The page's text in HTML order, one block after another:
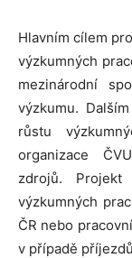
Hlavním cílem
výzkumných
mezinárodní
výzkumu.
růstu
organizace
zdrojů. Projekt
výzkumných
ČR nebo
v případě